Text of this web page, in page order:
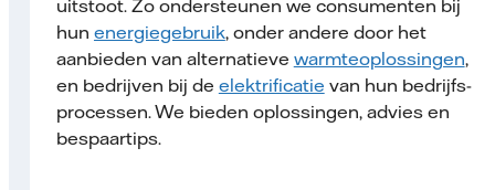
uitstoot. Zo ondersteunen we consumenten bij
hun energiegebruik, onder andere door het
aanbieden van alternatieve warmteoplossingen,
en bedrijven bij de elektrificatie van hun bedrijfs­
processen. We bieden oplossingen, advies en
bespaartips.